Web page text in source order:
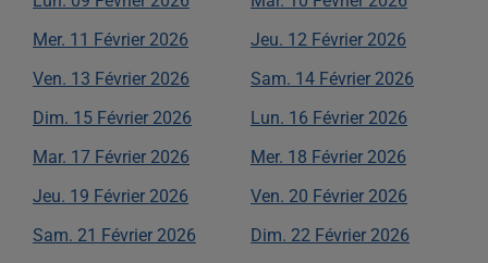
Mer. 11 Février 2026 Jeu. 12 Février 2026
Ven. 13 Février 2026 Sam. 14 Février 2026
Dim. 15 Février 2026 Lun. 16 Février 2026
Mar. 17 Février 2026 Mer. 18 Février 2026
Jeu. 19 Février 2026 Ven. 20 Février 2026
Sam. 21 Février 2026 Dim. 22 Février 2026